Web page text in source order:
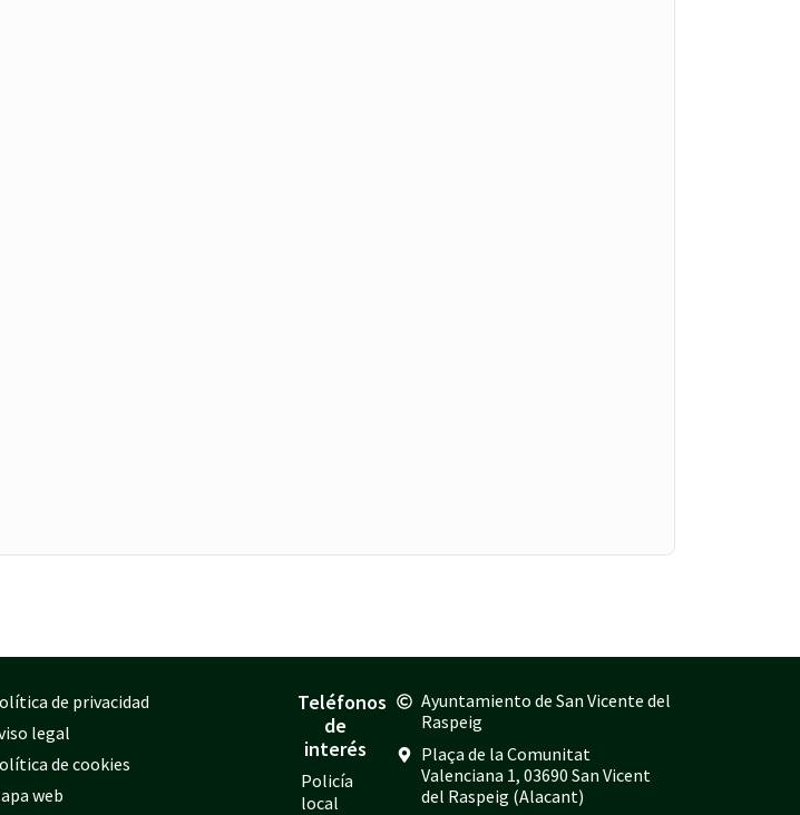
de privacidad
legal
de cookies
web
Teléfonos
de
interés
Policía
local
Ayuntamiento de San Vicente del
Raspeig
Plaça de la Comunitat
Valenciana 1, 03690 San Vicent
del Raspeig (Alacant)